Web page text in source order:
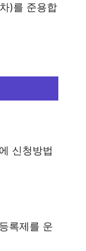
)를 준용합
신청방법
록제를 운